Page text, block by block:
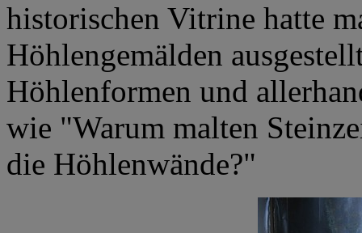
historischen Vitrine hatte
Höhlengemälden
Höhlenformen und
wie "Warum malten
die Höhlenwände?"